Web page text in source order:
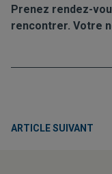
Prenez rendez-
rencontrer. Votre
ARTICLE SUIVANT